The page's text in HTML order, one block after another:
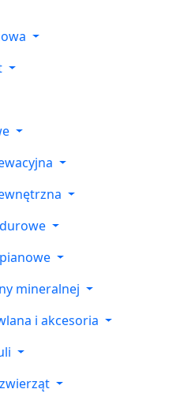
mineralnej
i akcesoria